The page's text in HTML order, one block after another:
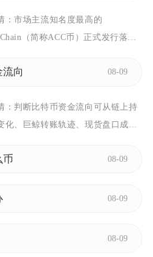
：市场主流知名度最高的
（简称ACC币）正式发行落...
向 08-09
： 判断比特币资金流向可从链上持
化、巨鲸转账轨迹、现货盘口成...
币 08-09
08-09
08-09